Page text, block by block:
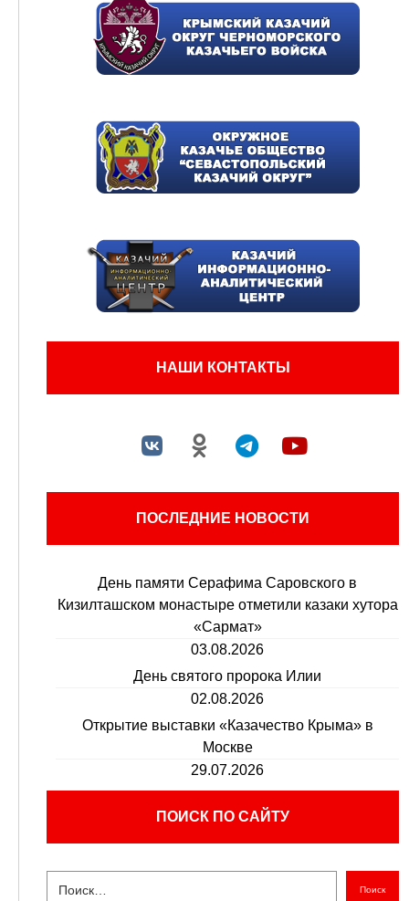
НАШИ КОНТАКТЫ
ПОСЛЕДНИЕ НОВОСТИ
День памяти Серафима Саровского в
Кизилташском монастыре отметили казаки хутора
«Сармат»
03.08.2026
День святого пророка Илии
02.08.2026
Открытие выставки «Казачество Крыма» в
Москве
29.07.2026
ПОИСК ПО САЙТУ
Поиск